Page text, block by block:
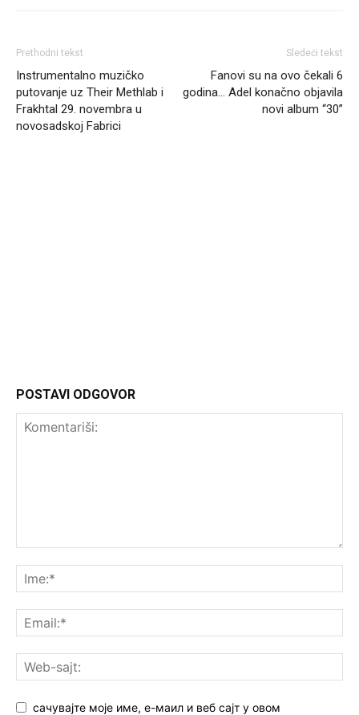
Prethodni tekst
Instrumentalno muzičko
putovanje uz Their Methlab i
Frakhtal 29. novembra u
novosadskoj Fabrici
Sledeći tekst
Fanovi su na ovo čekali 6
godina… Adel konačno objavila
novi album “30”
POSTAVI ODGOVOR
сачувајте моје име, е-маил и веб сајт у овом